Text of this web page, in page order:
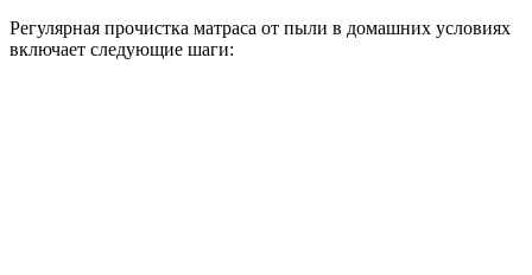
Регулярная прочистка матраса от пыли в домашних условиях
включает следующие шаги: